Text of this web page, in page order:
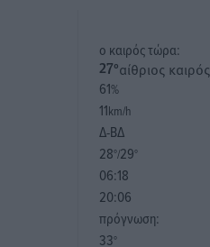
o καιρός τώρα:
27°αίθριος καιρός
61%
11km/h
Δ-ΒΔ
28°/29°
06:18
20:06
πρόγνωση:
33°